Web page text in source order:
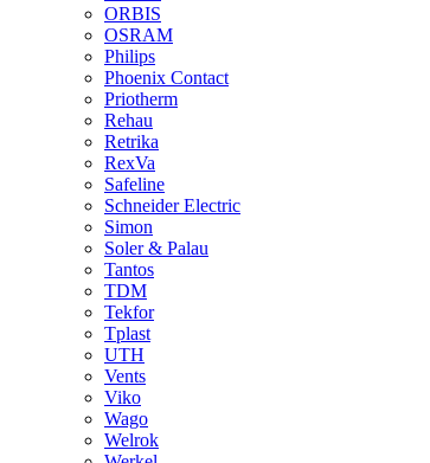
ORBIS
OSRAM
Philips
Phoenix Contact
Priotherm
Rehau
Retrika
RexVa
Safeline
Schneider Electric
Simon
Soler & Palau
Tantos
TDM
Tekfor
Tplast
UTH
Vents
Viko
Wago
Welrok